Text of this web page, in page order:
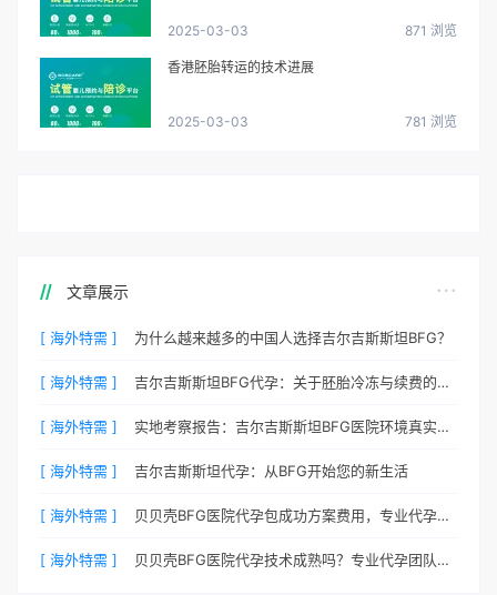
2025-03-03 871 浏览
香港胚胎转运的技术进展
2025-03-03 781 浏览
文章展示
[ 海外特需 ] 为什么越来越多的中国人选择吉尔吉斯斯坦BFG？
[ 海外特需 ] 吉尔吉斯斯坦BFG代孕：关于胚胎冷冻与续费的说明
[ 海外特需 ] 实地考察报告：吉尔吉斯斯坦BFG医院环境真实记录
[ 海外特需 ] 吉尔吉斯斯坦代孕：从BFG开始您的新生活
[ 海外特需 ] 贝贝壳BFG医院代孕包成功方案费用，专业代孕首选
[ 海外特需 ] 贝贝壳BFG医院代孕技术成熟吗？专业代孕团队保驾护航